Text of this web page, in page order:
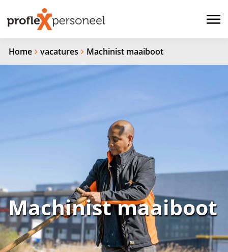
Home vacatures Machinist maaiboot
Machinist maaiboot